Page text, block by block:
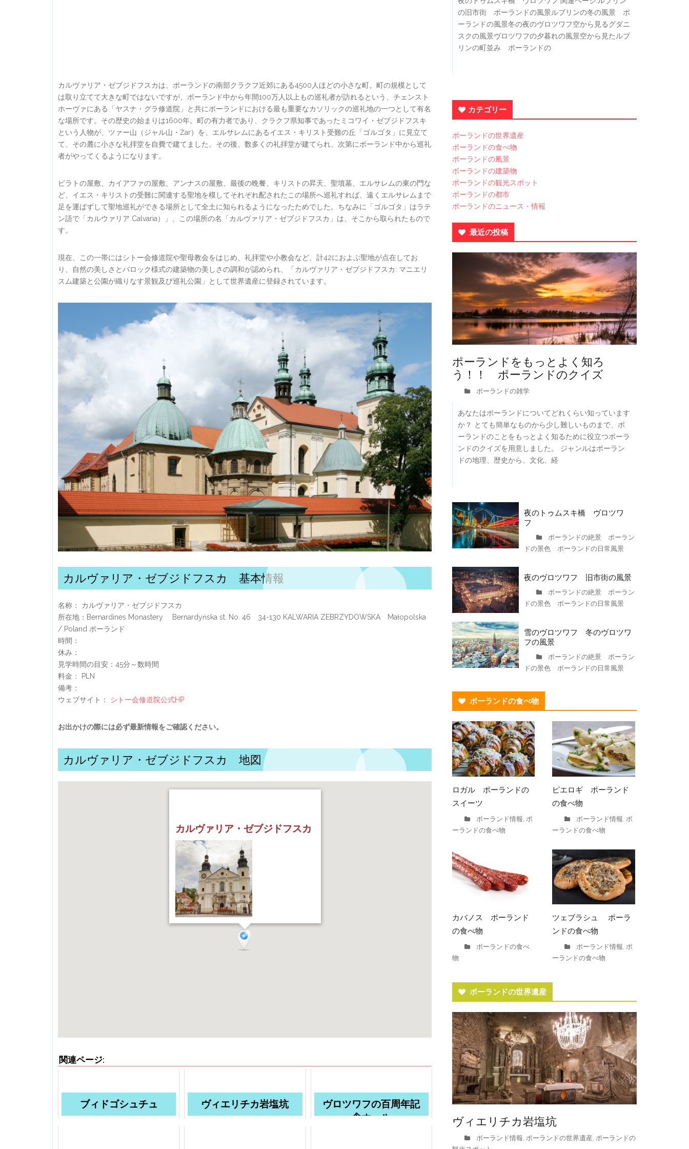
カルヴァリア・ゼブジドフスカは、ポーランドの南部クラクフ近郊にある4500人ほどの小さな町。町の規模として
は取り立てて大きな町ではないですが、ポーランド中から年間100万人以上もの巡礼者が訪れるという、チェンスト
ホーヴァにある「ヤスナ・グラ修道院」と共にポーランドにおける最も重要なカソリックの巡礼地の一つとして有名
な場所です。その歴史の始まりは1600年。町の有力者であり、クラクフ県知事であったミコワイ・ゼブジドフスキ
という人物が、ツァー山（ジャル山・Żar）を、エルサレムにあるイエス・キリスト受難の丘「ゴルゴタ」に見立て
て、その麓に小さな礼拝堂を自費で建てました。その後、数多くの礼拝堂が建てられ、次第にポーランド中から巡礼
者がやってくるようになります。
ピラトの屋敷、カイアファの屋敷、アンナスの屋敷、最後の晩餐、キリストの昇天、聖墳墓、エルサレムの東の門な
ど、イエス・キリストの受難に関連する聖地を模してそれぞれ配されたこの場所へ巡礼すれば、遠くエルサレムまで
足を運ばずして聖地巡礼ができる場所として全土に知られるようになったためでした。ちなみに「ゴルゴタ」はラテ
ン語で「カルウァリア Calvaria）」、この場所の名「カルヴァリア・ゼブジドフスカ」は、そこから取られたもので
す。
現在、この一帯にはシトー会修道院や聖母教会をはじめ、礼拝堂や小教会など、計42におよぶ聖地が点在してお
り、自然の美しさとバロック様式の建築物の美しさの調和が認められ、「カルヴァリア・ゼブジドフスカ: マニエリ
スム建築と公園が織りなす景観及び巡礼公園」として世界遺産に登録されています。
カルヴァリア・ゼブジドフスカ 基本情報
名称： カルヴァリア・ゼブジドフスカ
所在地：Bernardines Monastery Bernardyńska st. No. 46 34-130 KALWARIA ZEBRZYDOWSKA Małopolska
/ Poland ポーランド
時間：
休み：
見学時間の目安：45分～数時間
料金： PLN
備考：
ウェブサイト： シトー会修道院公式HP
お出かけの際には必ず最新情報をご確認ください。
カルヴァリア・ゼブジドフスカ 地図
カルヴァリア・ゼブジドフスカ
関連ページ:
ブィドゴシュチュ ヴィエリチカ岩塩坑
ヴロツワフの百周年記
念ホール
の旧市街 ポーランドの風景ルブリンの冬の風景 ポ
ーランドの風景冬の夜のヴロツワフ空から見るグダニ
スクの風景ヴロツワフの夕暮れの風景空から見たルブ
リンの町並み ポーランドの
カテゴリー
ポーランドの世界遺産
ポーランドの食べ物
ポーランドの風景
ポーランドの建築物
ポーランドの観光スポット
ポーランドの都市
ポーランドのニュース・情報
最近の投稿
ポーランドをもっとよく知ろ
う！！ ポーランドのクイズ
ポーランドの雑学
あなたはポーランドについてどれくらい知っています
か？ とても簡単なものから少し難しいものまで、ポ
ーランドのことをもっとよく知るために役立つポーラ
ンドのクイズを用意しました。 ジャンルはポーラン
ドの地理、歴史から、文化、経
夜のトゥムスキ橋 ヴロツワ
フ
ポーランドの絶景 ポーラン
ドの景色 ポーランドの日常風景
夜のヴロツワフ 旧市街の風景
ポーランドの絶景 ポーラン
ドの景色 ポーランドの日常風景
雪のヴロツワフ 冬のヴロツワ
フの風景
ポーランドの絶景 ポーラン
ドの景色 ポーランドの日常風景
ポーランドの食べ物
ロガル ポーランドの
スイーツ
ポーランド情報 ポ
ーランドの食べ物
ピエロギ ポーランド
の食べ物
ポーランド情報 ポ
ーランドの食べ物
カバノス ポーランド
の食べ物
ポーランドの食べ
物
ツェブラシュ ポーラ
ンドの食べ物
ポーランド情報,ポ
ーランドの食べ物
ポーランドの世界遺産
ヴィエリチカ岩塩坑
ポーランド情報, ポーランドの世界遺産, ポーランドの